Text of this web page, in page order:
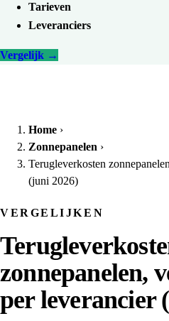
Tarieven
Leveranciers
Vergelijk →
Home ›
Zonnepanelen ›
Terugleverkosten
(juni 2026)
VERGELIJKEN
zonnepanelen,
per leverancier